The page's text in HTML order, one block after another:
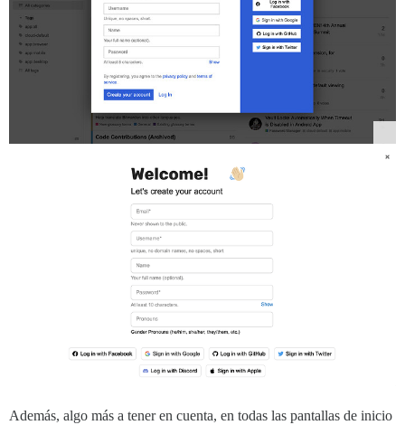
Además, algo más a tener en cuenta, en todas las pantallas de inicio